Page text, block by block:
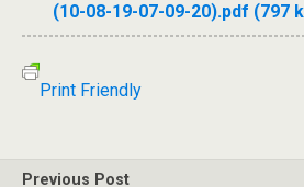
(10-08-19-07-09-20).pdf (797
Print Friendly
Previous Post